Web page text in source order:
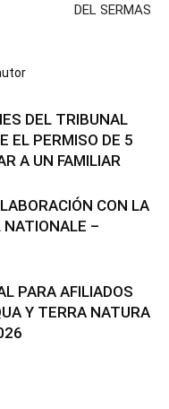
DEL SERMAS
DEL TRIBUNAL
EL PERMISO DE 5
A UN FAMILIAR
CON LA
NATIONALE –
PARA AFILIADOS
Y TERRA NATURA